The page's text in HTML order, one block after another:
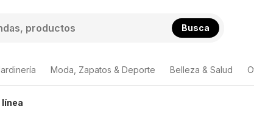
Busca
Moda, Zapatos & Deporte Belleza & Salud